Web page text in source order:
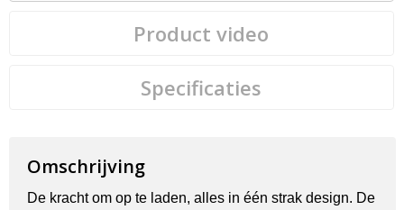
Product video
Specificaties
Omschrijving
De kracht om op te laden, alles in één strak design. De